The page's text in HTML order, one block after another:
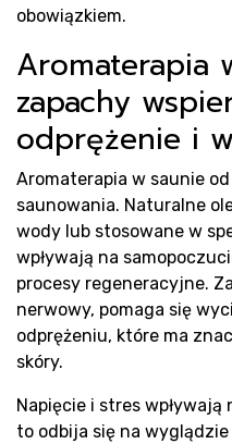
obowiązkiem.
Aromaterapia
zapachy
odprężenie i
Aromaterapia w saunie
saunowania. Naturalne
wody lub stosowane w
wpływają na
procesy regeneracyjne.
nerwowy, pomaga się
odprężeniu, które ma
skóry.
Napięcie i stres wpływają
to odbija się na wyglądzie